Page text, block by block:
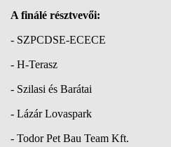
A finálé résztvevői:
- SZPCDSE-ECECE
- H-Terasz
- Szilasi és Barátai
- Lázár Lovaspark
- Todor Pet Bau Team Kft.